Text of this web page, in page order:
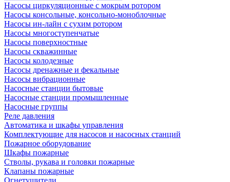
Насосы циркуляционные с мокрым ротором
Насосы консольные, консольно-моноблочные
Насосы ин-лайн с сухим ротором
Насосы многоступенчатые
Насосы поверхностные
Насосы скважинные
Насосы колодезные
Насосы дренажные и фекальные
Насосы вибрационные
Насосные станции бытовые
Насосные станции промышленные
Насосные группы
Реле давления
Автоматика и шкафы управления
Комплектующие для насосов и насосных станций
Пожарное оборудование
Шкафы пожарные
Стволы, рукава и головки пожарные
Клапаны пожарные
Огнетушители